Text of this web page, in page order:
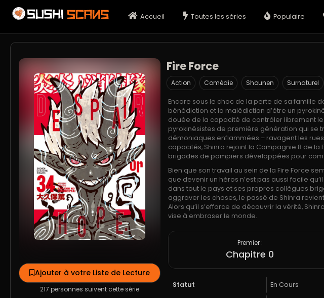
Accueil Toutes les séries Populaire
Ajouter à votre Liste de Lecture
217 personnes suivent cette série
Fire Force
Action Comédie Shounen Surnaturel
Encore sous le choc de la perte de sa famille
bénédiction et la malédiction d’être un
douée de la capacité de contrôler librement le
pyrokinésistes de première génération qui se
démoniaques enflammées – ravagent les
capacités, Shinra rejoint la Compagnie 8 de la
brigades de pompiers développées pour
Bien que son travail au sein de la Fire Force
que devenir un héros n’est pas aussi facile
dans tout le pays et ses propres collègues
aggraver les choses, le passé de Shinra
Alors qu’il s’efforce de découvrir la vérité,
vise à embraser le monde.
Premier :
Chapitre 0
Statut En Cours